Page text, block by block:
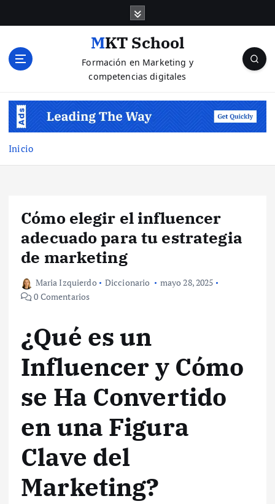
MKT School
Formación en Marketing y
competencias digitales
Inicio
Cómo elegir el influencer
adecuado para tu estrategia
de marketing
Maria Izquierdo Diccionario
mayo 28, 2025
0 Comentarios
¿Qué es un
Influencer y Cómo
se Ha Convertido
en una Figura
Clave del
Marketing?